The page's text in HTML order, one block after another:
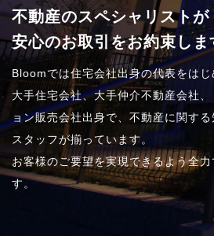
不動産のスペシャリストが
安心のお取引をお約束しま
Bloomでは住宅会社出身の代表をはじ
大手住宅会社、大手仲介不動産会社
ョン販売会社出身で、不動産に関す
スタッフが揃っています。
お客様のご要望を実現できるよう全力
す。